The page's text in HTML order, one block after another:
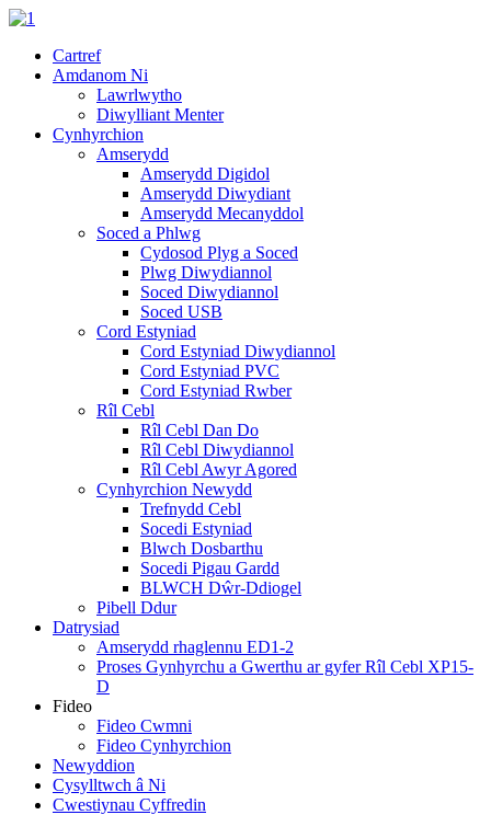
Cartref
Amdanom Ni
Lawrlwytho
Diwylliant Menter
Cynhyrchion
Amserydd
Amserydd Digidol
Amserydd Diwydiant
Amserydd Mecanyddol
Soced a Phlwg
Cydosod Plyg a Soced
Plwg Diwydiannol
Soced Diwydiannol
Soced USB
Cord Estyniad
Cord Estyniad Diwydiannol
Cord Estyniad PVC
Cord Estyniad Rwber
Rîl Cebl
Rîl Cebl Dan Do
Rîl Cebl Diwydiannol
Rîl Cebl Awyr Agored
Cynhyrchion Newydd
Trefnydd Cebl
Socedi Estyniad
Blwch Dosbarthu
Socedi Pigau Gardd
BLWCH Dŵr-Ddiogel
Pibell Ddur
Datrysiad
Amserydd rhaglennu ED1-2
Proses Gynhyrchu a Gwerthu ar gyfer Rîl Cebl XP15-
D
Fideo
Fideo Cwmni
Fideo Cynhyrchion
Newyddion
Cysylltwch â Ni
Cwestiynau Cyffredin